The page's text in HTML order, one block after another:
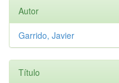
Autor
Garrido, Javier
Título